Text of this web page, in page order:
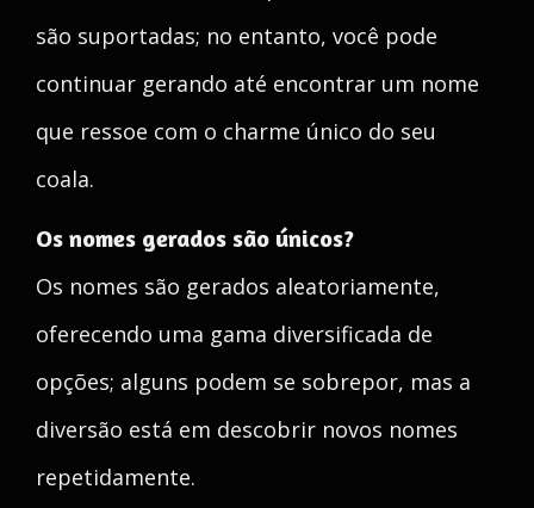
são suportadas; no entanto, você pode
continuar gerando até encontrar um nome
que ressoe com o charme único do seu
coala.
Os nomes gerados são únicos?
Os nomes são gerados aleatoriamente,
oferecendo uma gama diversificada de
opções; alguns podem se sobrepor, mas a
diversão está em descobrir novos nomes
repetidamente.